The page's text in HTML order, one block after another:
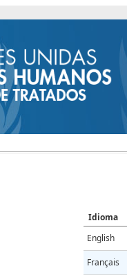
Idioma
English
Français